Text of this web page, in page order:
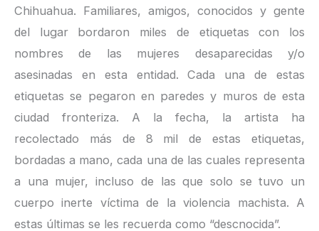
Chihuahua. Familiares, amigos, conocidos y gente
del lugar bordaron miles de etiquetas con los
nombres de las mujeres desaparecidas y/o
asesinadas en esta entidad. Cada una de estas
etiquetas se pegaron en paredes y muros de esta
ciudad fronteriza. A la fecha, la artista ha
recolectado más de 8 mil de estas etiquetas,
bordadas a mano, cada una de las cuales representa
a una mujer, incluso de las que solo se tuvo un
cuerpo inerte víctima de la violencia machista. A
estas últimas se les recuerda como “descnocida”.